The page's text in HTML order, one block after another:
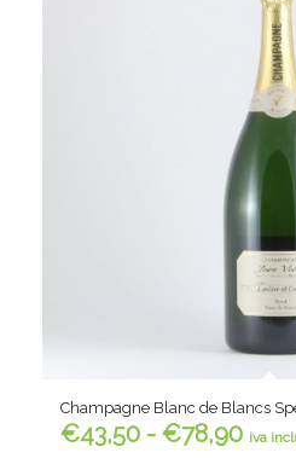
Champagne Blanc de Blancs
€43,50 - €78,90 iva